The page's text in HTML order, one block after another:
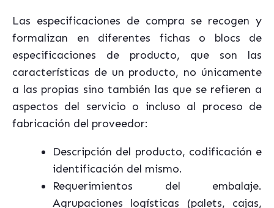
Las especificaciones de compra se recogen y
formalizan en diferentes fichas o blocs de
especificaciones de producto, que son las
características de un producto, no únicamente
a las propias sino también las que se refieren a
aspectos del servicio o incluso al proceso de
fabricación del proveedor:
Descripción del producto, codificación e
identificación del mismo.
Requerimientos del embalaje.
Agrupaciones logísticas (palets, cajas,